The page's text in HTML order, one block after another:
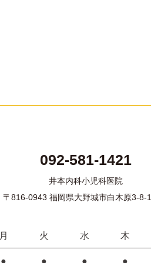
092-581-1421
井本内科小児科医院
〒816-0943 福岡県大野城市白木原3-8-
月 火 水 木
● ● ● ●